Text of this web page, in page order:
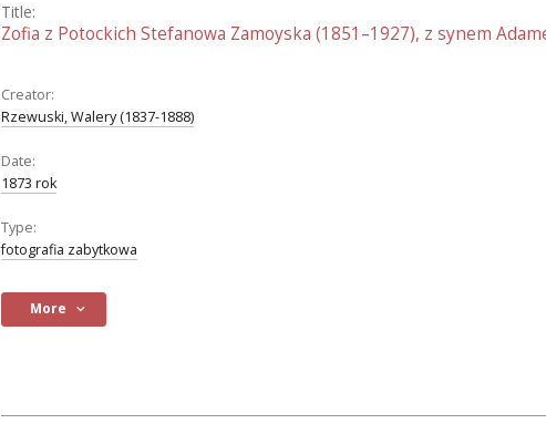
Title:
Zofia z Potockich Stefanowa Zamoyska (1851–1927), z synem
Creator:
Rzewuski, Walery (1837-1888)
Date:
1873 rok
Type:
fotografia zabytkowa
More